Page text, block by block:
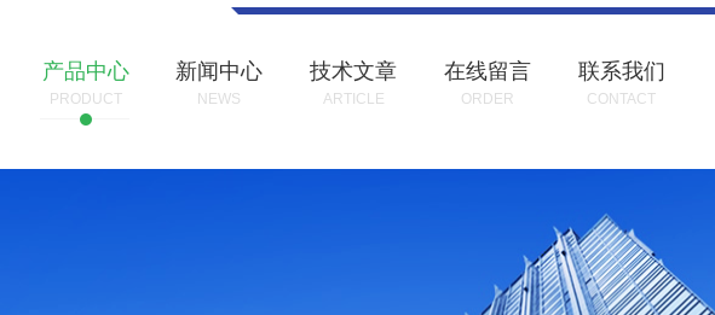
产品中心
PRODUCT
新闻中心
NEWS
技术文章
ARTICLE
在线留言
ORDER
联系我们
CONTACT